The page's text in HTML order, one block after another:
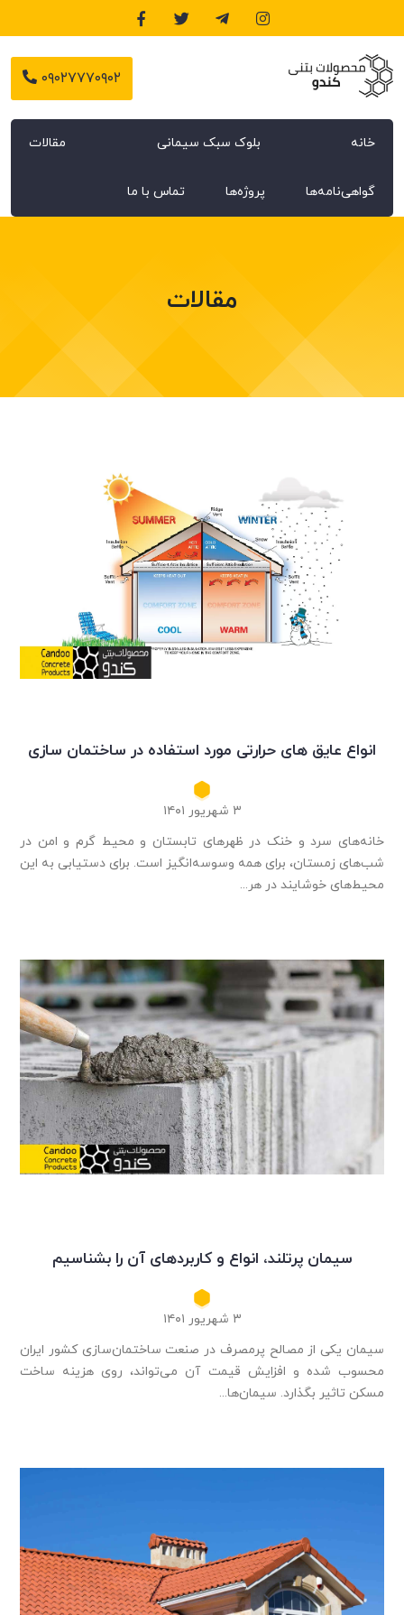
۰۹۰۲۷۷۷۰۹۰۲
خانه بلوک سبک سیمانی مقالات
گواهی‌نامه‌ها پروژه‌ها تماس با ما
مقالات
انواع عایق های حرارتی مورد استفاده در ساختمان سازی
۳ شهریور ۱۴۰۱
خانه‌های سرد و خنک در ظهرهای تابستان و محیط گرم و امن در
شب‌های زمستان، برای همه وسوسه‌انگیز است. برای دستیابی به این
محیط‌های خوشایند در هر...
سیمان پرتلند، انواع و کاربردهای آن را بشناسیم
۳ شهریور ۱۴۰۱
سیمان یکی از مصالح پرمصرف در صنعت ساختمان‌سازی کشور ایران
محسوب شده و افزایش قیمت آن می‌تواند، روی هزینه ساخت
مسکن تاثیر بگذارد. سیمان‌ها...